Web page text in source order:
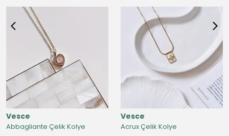
Vesce
Abbagliante Çelik Kolye
Vesce
Acrux Çelik Kolye